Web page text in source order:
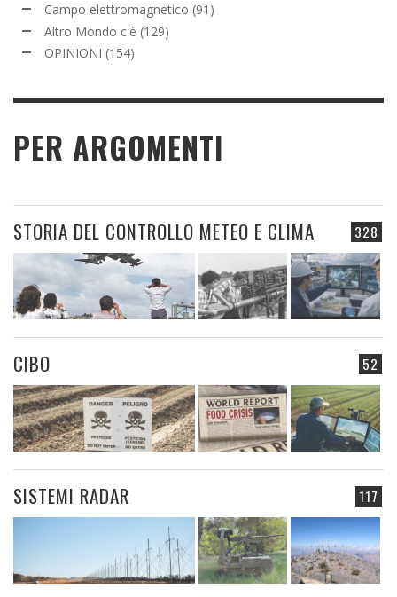
Campo elettromagnetico (91)
Altro Mondo c'è (129)
OPINIONI (154)
PER ARGOMENTI
328
STORIA DEL CONTROLLO METEO E CLIMA
52
CIBO
117
SISTEMI RADAR